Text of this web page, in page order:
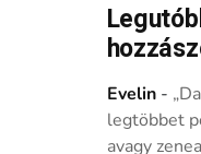
Evelin-
legtöbbet
avagy